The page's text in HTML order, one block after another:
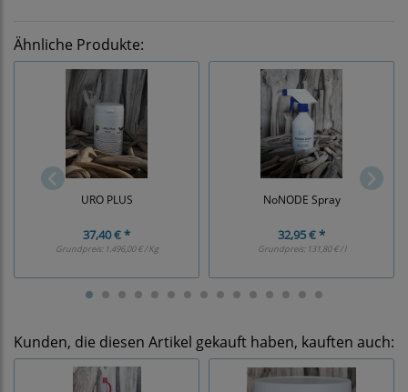
Ähnliche Produkte:
URO PLUS
37,40 € *
Grundpreis: 1.496,00 € / Kg
NoNODE Spray
32,95 € *
Grundpreis: 131,80 € / l
Kunden, die diesen Artikel gekauft haben, kauften auch: